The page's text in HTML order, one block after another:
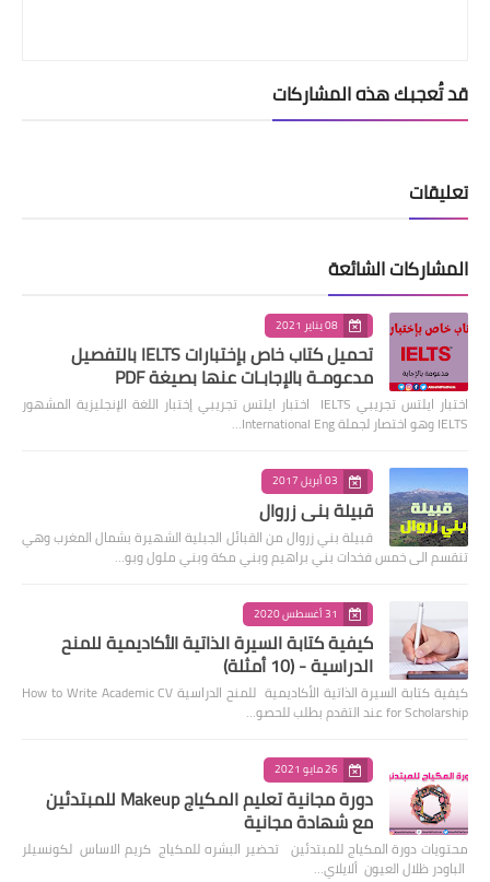
قد تُعجبك هذه المشاركات
تعليقات
المشاركات الشائعة
08 يناير 2021
تحميل كتاب خاص بإختبارات IELTS بالتفصيل
مدعومـة بالإجابـات عنها بصيغة PDF
اختبار ايلتس تجريبي IELTS اختبار ايلتس تجريبي إختبار اللغة الإنجليزية المشهور
IELTS وهو اختصار لجملة International Eng…
03 أبريل 2017
قبيلة بني زروال
قبيلة بني زروال من القبائل الجبلية الشهيرة بشمال المغرب وهي
تنقسم الى خمس فخدات بني براهيم وبني مكة وبني ملول وبو…
31 أغسطس 2020
كيفية كتابة السيرة الذاتية الأكاديمية للمنح
الدراسية - (10 أمثلة)
كيفية كتابة السيرة الذاتية الأكاديمية للمنح الدراسية How to Write Academic CV
for Scholarship عند التقدم بطلب للحصو…
26 مايو 2021
دورة مجانية تعليم المكياج Makeup للمبتدئين
مع شهادة مجانية
محتويات دورة المكياج للمبتدئين تحضير البشره للمكياج كريم الاساس لكونسيلر
الباودر ظلال العيون ألايلاي…